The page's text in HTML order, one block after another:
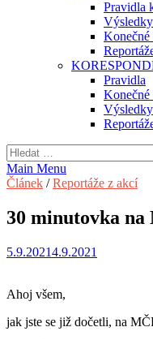
Pravidla
Pravidla
Vyhledávání
Main Menu
Článek /Reportáže z akcí
30 minutovka na
5.9.20214.9.2021
Ahoj všem,
jak jste se již dočetli, na